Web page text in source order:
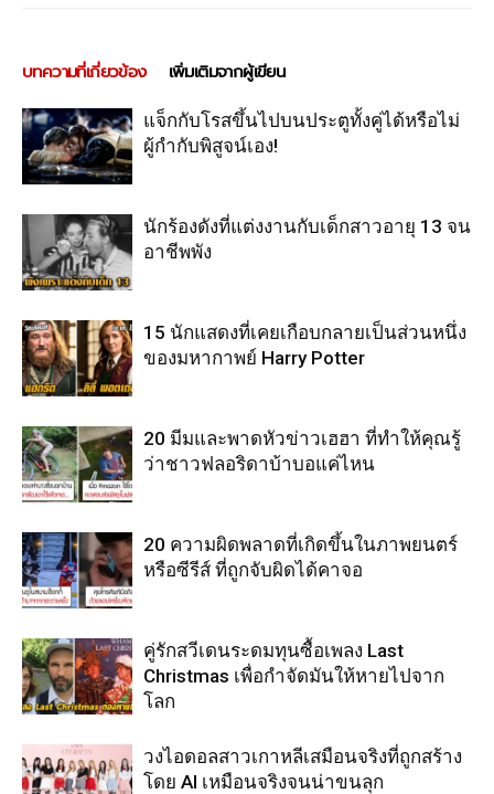
บทความที่เกี่ยวข้อง เพิ่มเติมจากผู้เขียน
แจ็กกับโรสขึ้นไปบนประตูทั้งคู่ได้หรือไม่
ผู้กำกับพิสูจน์เอง!
นักร้องดังที่แต่งงานกับเด็กสาวอายุ 13 จน
อาชีพพัง
15 นักแสดงที่เคยเกือบกลายเป็นส่วนหนึ่ง
ของมหากาพย์ Harry Potter
20 มีมและพาดหัวข่าวเฮฮา ที่ทำให้คุณรู้
ว่าชาวฟลอริดาบ้าบอแค่ไหน
20 ความผิดพลาดที่เกิดขึ้นในภาพยนตร์
หรือซีรีส์ ที่ถูกจับผิดได้คาจอ
คู่รักสวีเดนระดมทุนซื้อเพลง Last
Christmas เพื่อกำจัดมันให้หายไปจาก
โลก
วงไอดอลสาวเกาหลีเสมือนจริงที่ถูกสร้าง
โดย AI เหมือนจริงจนน่าขนลุก